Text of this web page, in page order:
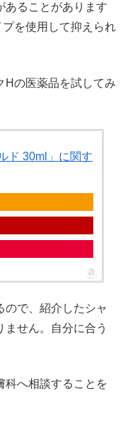
あることがあります
を使用して抑えられ
Hの医薬品を試してみ
ド 30ml」に関す
ので、紹介したシャ
ません。自分に合う
科へ相談することを